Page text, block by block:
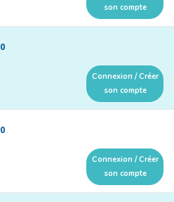
son compte
Connexion / Créer
son compte
Connexion / Créer
son compte